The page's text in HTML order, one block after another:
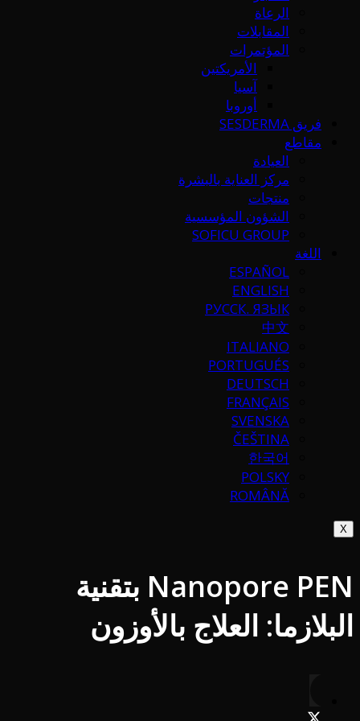
الرعاة
المقابلات
المؤتمرات
الأمريكتين
آسيا
أوروبا
فريق SESDERMA
مقاطع
العيادة
مركز العناية بالبشرة
منتجات
الشؤون المؤسسية
SOFICU GROUP
اللغة
ESPAÑOL
ENGLISH
РУССК. ЯЗЫК
中文
ITALIANO
PORTUGUÉS
DEUTSCH
FRANÇAIS
SVENSKA
ČEŠTINA
한국어
POLSKY
ROMÂNĂ
X
Nanopore PEN بتقنية
البلازما: العلاج بالأوزون